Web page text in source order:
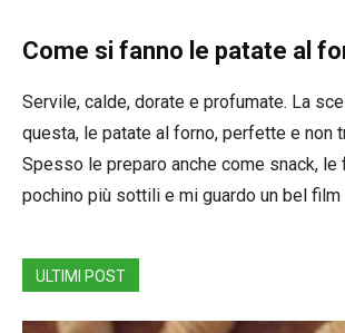
Come si fanno le patate al
Servile, calde, dorate e profumate. La
questa, le patate al forno, perfette e non
Spesso le preparo anche come snack, le
pochino più sottili e mi guardo un bel film
ULTIMI POST